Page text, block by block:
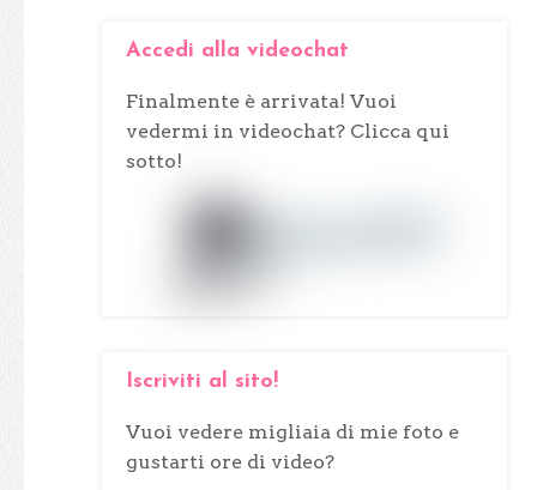
Accedi alla videochat
Finalmente è arrivata! Vuoi
vedermi in videochat? Clicca qui
sotto!
Iscriviti al sito!
Vuoi vedere migliaia di mie foto e
gustarti ore di video?